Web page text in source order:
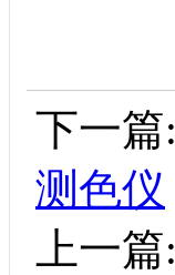
下一篇:
测色仪
上一篇: